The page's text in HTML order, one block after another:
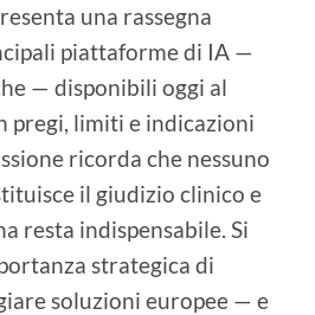
una rassegna
piattaforme di IA —
— disponibili oggi al
pregi, limiti e indicazioni
ricorda che nessuno
il giudizio clinico e
resta indispensabile. Si
strategica di
soluzioni europee — e